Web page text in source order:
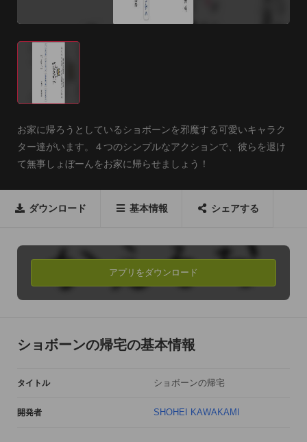
お家に帰ろうとしているショボーンを邪魔する可愛いキャラク
ター達がいます。４つのシンプルなアクションで、彼らを退け
て無事しょぼーんをお家に帰らせましょう！
ダウンロード 基本情報 シェアする
アプリをダウンロード
ショボーンの帰宅の基本情報
タイトル ショボーンの帰宅
開発者 SHOHEI KAWAKAMI